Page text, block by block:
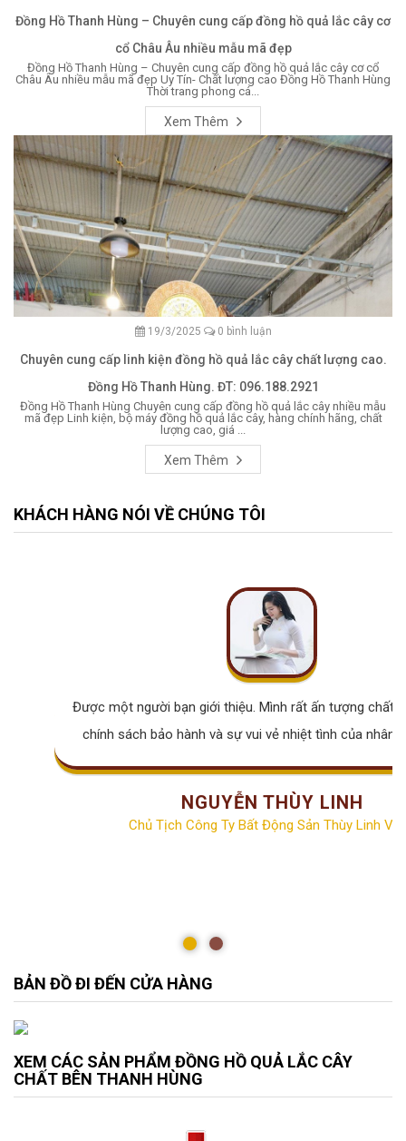
Đồng Hồ Thanh Hùng – Chuyên cung cấp đồng hồ quả lắc cây cơ
cổ Châu Âu nhiều mẫu mã đẹp
Đồng Hồ Thanh Hùng – Chuyên cung cấp đồng hồ quả lắc cây cơ cổ
Châu Âu nhiều mẫu mã đẹp Uy Tín- Chất lượng cao Đồng Hồ Thanh Hùng
Thời trang phong cá...
Xem Thêm
19/3/2025 0 bình luận
Chuyên cung cấp linh kiện đồng hồ quả lắc cây chất lượng cao.
Đồng Hồ Thanh Hùng. ĐT: 096.188.2921
Đồng Hồ Thanh Hùng Chuyên cung cấp đồng hồ quả lắc cây nhiều mẫu
mã đẹp Linh kiện, bộ máy đồng hồ quả lắc cây, hàng chính hãng, chất
lượng cao, giá ...
Xem Thêm
KHÁCH HÀNG NÓI VỀ CHÚNG TÔI
Được một người bạn giới thiệu. Mình rất ấn tượng chất
chính sách bảo hành và sự vui vẻ nhiệt tình của nhân
NGUYỄN THÙY LINH
Chủ Tịch Công Ty Bất Động Sản Thùy Linh
BẢN ĐỒ ĐI ĐẾN CỬA HÀNG
XEM CÁC SẢN PHẨM ĐỒNG HỒ QUẢ LẮC CÂY
CHẤT BÊN THANH HÙNG